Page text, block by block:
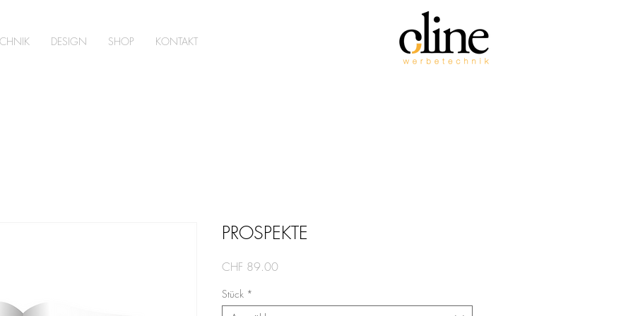
DESIGN SHOP KONTAKT
PROSPEKTE
CHF 89.00Preis
Stück *